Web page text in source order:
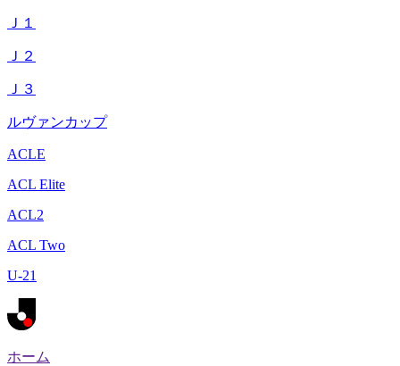
Ｊ１
Ｊ２
Ｊ３
ルヴァンカップ
ACLE
ACL Elite
ACL2
ACL Two
U-21
ホーム